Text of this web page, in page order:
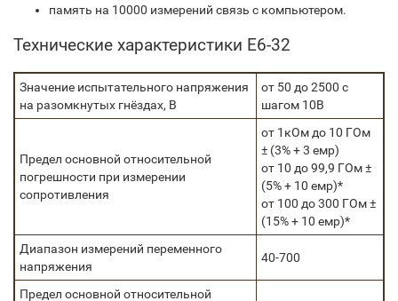
память на 10000 измерений связь с компьютером.
Технические характеристики Е6-32
Значение испытательного напряжения
на разомкнутых гнёздах, В
от 50 до 2500 с
шагом 10В
Предел основной относительной
погрешности при измерении
сопротивления
от 1кОм до 10 ГОм
± (3% + 3 емр)
от 10 до 99,9 ГОм ±
(5% + 10 емр)*
от 100 до 300 ГОм ±
(15% + 10 емр)*
Диапазон измерений переменного
напряжения
40-700
Предел основной относительной